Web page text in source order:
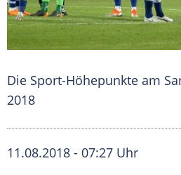
Die Sport-Höhepunkte am
2018
11.08.2018 - 07:27 Uhr